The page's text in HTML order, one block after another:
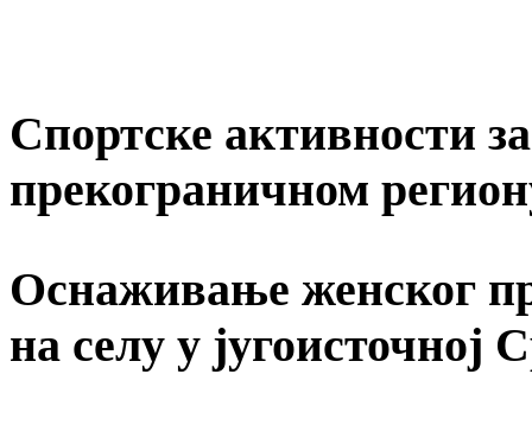
Спортске активности
прекограничном
Оснаживање женског
на селу у југоисточној